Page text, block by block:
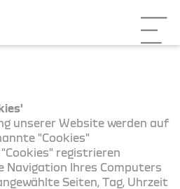
unserer Website werden auf
"Cookies"
registrieren
Navigation Ihres Computers
Seiten, Tag, Uhrzeit